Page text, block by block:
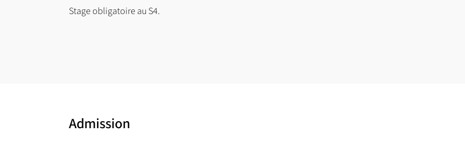
Stage obligatoire au S4.
Admission